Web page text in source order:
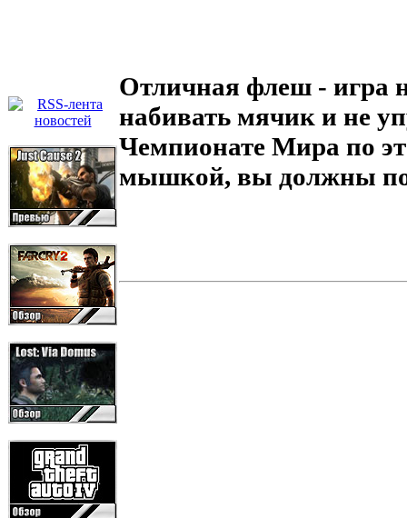
Отличная флеш - игра
набивать мячик и не
Чемпионате Мира по
мышкой, вы должны